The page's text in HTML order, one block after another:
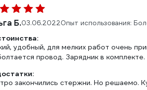
Б.03.06.2022Опыт использования:
удобный, для мелких работ очень
провод. Зарядник в комплекте.
закончились стержни. Но решаемо.